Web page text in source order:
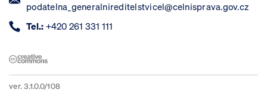
podatelna_generalnireditelstvicel@celnisprava.gov.cz
Tel.: +420 261 331 111
ver. 3.1.0.0/108